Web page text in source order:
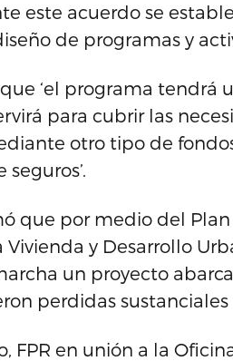
este acuerdo se
de programas y
‘el programa tendrá
para cubrir las
otro tipo de
que por medio del
y Desarrollo
un proyecto
perdidas
FPR en unión a la